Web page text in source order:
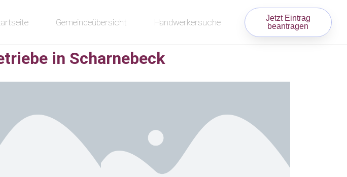
Gemeindeübersicht Handwerkersuche
Jetzt Eintrag
beantragen
in Scharnebeck